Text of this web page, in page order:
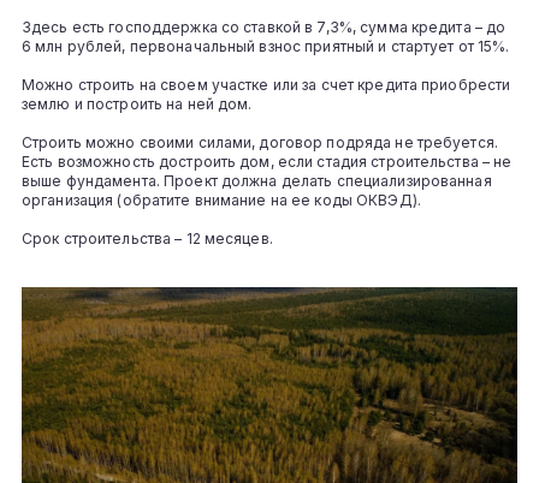
Здесь есть господдержка со ставкой в 7,3%, сумма кредита – до
6 млн рублей, первоначальный взнос приятный и стартует от 15%.
Можно строить на своем участке или за счет кредита приобрести
землю и построить на ней дом.
Строить можно своими силами, договор подряда не требуется.
Есть возможность достроить дом, если стадия строительства – не
выше фундамента. Проект должна делать специализированная
организация (обратите внимание на ее коды ОКВЭД).
Срок строительства – 12 месяцев.